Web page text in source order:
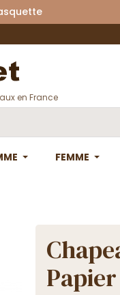
- Casquette
en France
FEMME